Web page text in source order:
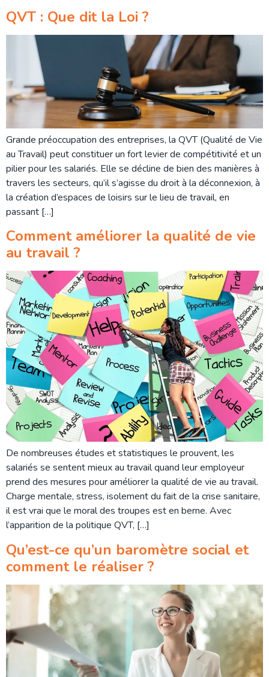
QVT : Que dit la Loi ?
Grande préoccupation des entreprises, la QVT (Qualité de Vie
au Travail) peut constituer un fort levier de compétitivité et un
pilier pour les salariés. Elle se décline de bien des manières à
travers les secteurs, qu’il s’agisse du droit à la déconnexion, à
la création d’espaces de loisirs sur le lieu de travail, en
passant […]
Comment améliorer la qualité de vie
au travail ?
De nombreuses études et statistiques le prouvent, les
salariés se sentent mieux au travail quand leur employeur
prend des mesures pour améliorer la qualité de vie au travail.
Charge mentale, stress, isolement du fait de la crise sanitaire,
il est vrai que le moral des troupes est en berne. Avec
l’apparition de la politique QVT, […]
Qu’est-ce qu’un baromètre social et
comment le réaliser ?